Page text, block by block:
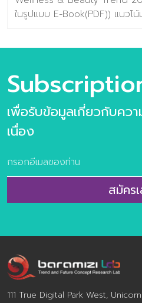
ในรูปแบบ E-Book(PDF)) แนวโ
องค์กร ถ้าคุณพร้อมที่จะก้าวไปพ
โอกาสได้เปิดรอนักพัฒนาธุรกิจ
ของสุขภาพและความงามในปี
เทรนด์ที่กำหนดทิศทางของวงกา
Wellness & Beauty Trend พ
เนื้อหาภายในเล่ม แนวคิด
ไม่ใช่การมองเพี ยงแค่คุณค่าเชิงป
Value) ของการดูแลตนเอง เเ
วิญญาณ (Spiritual Value) ของ
Study กรณีศึกษาที่น่าสนใจ
เกี่ยวกับเล่มวิจัย สามารถสอบถา
เพื่อรับข้อมูลเกี่ยวกับคว
เนื่อง
สมัคร
111 True Digital Park West,